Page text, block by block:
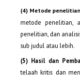
(4) Metode penelitian
metode penelitian,
penelitian, dan
sub judul atau lebih.
(5) Hasil dan
telaah kritis dan